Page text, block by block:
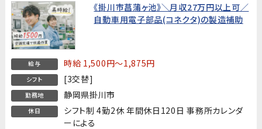
《掛川市菖蒲ヶ池》＼月収27万円以上可／
自動車用電子部品(コネクタ)の製造補助
給与 時給 1,500円～1,875円
シフト [3交替]
勤務地 静岡県掛川市
休日
シフト制 4勤2休 年間休日120日 事務所カレンダ
ーによる